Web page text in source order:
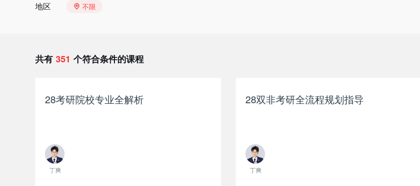
地区 不限
共有 351 个符合条件的课程
28考研院校专业全解析
丁爽
28双非考研全流程规划指导
丁爽